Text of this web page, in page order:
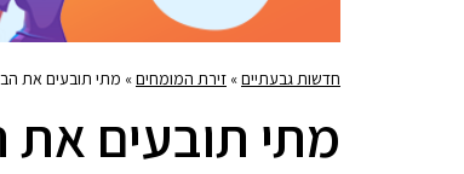
חדשות גבעתיים» זירת המומחים» מתי תובעים את
מתי תובעים את